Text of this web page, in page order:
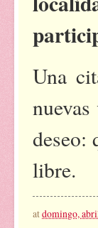
Una
deseo:
libre.
atdomingo,